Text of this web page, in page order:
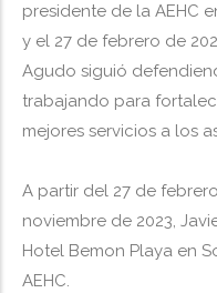
presidente de la AEHC
y el 27 de febrero de
Agudo siguió
trabajando para
mejores servicios a los
A partir del 27 de
noviembre de 2023,
Hotel Bemon Playa en
AEHC.